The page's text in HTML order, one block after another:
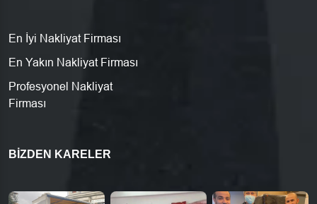
En İyi Nakliyat Firması
En Yakın Nakliyat Firması
Profesyonel Nakliyat
Firması
BIZDEN KARELER